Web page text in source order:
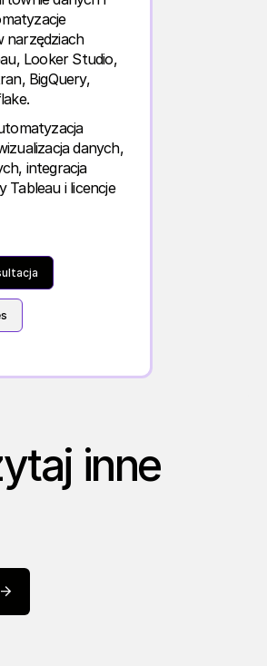
narzędziach
Looker Studio,
BigQuery,
danych,
integracja
Tableau i licencje
inne